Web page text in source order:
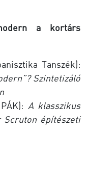
a kortárs
Tanszék):
Szintetizáló
A klasszikus
Scruton építészeti